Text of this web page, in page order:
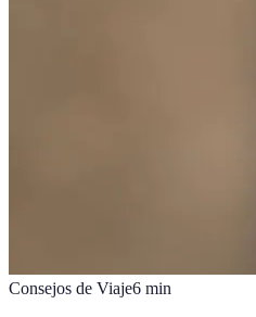
Consejos de Viaje6 min